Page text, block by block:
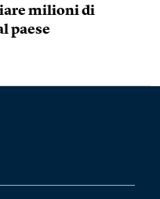
milioni di
paese